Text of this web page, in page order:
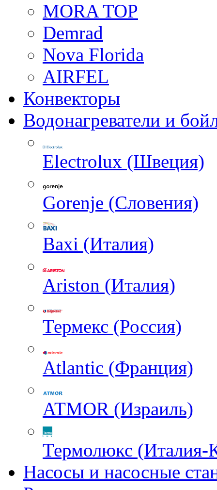
MORA TOP
Demrad
Nova Florida
AIRFEL
Конвекторы
Водонагреватели и
Electrolux (Швеция)
Gorenje (Словения)
Baxi (Италия)
Ariston (Италия)
Термекс (Россия)
Atlantic (Франция)
ATMOR (Израиль)
Термолюкс (Италия-
Насосы и насосные